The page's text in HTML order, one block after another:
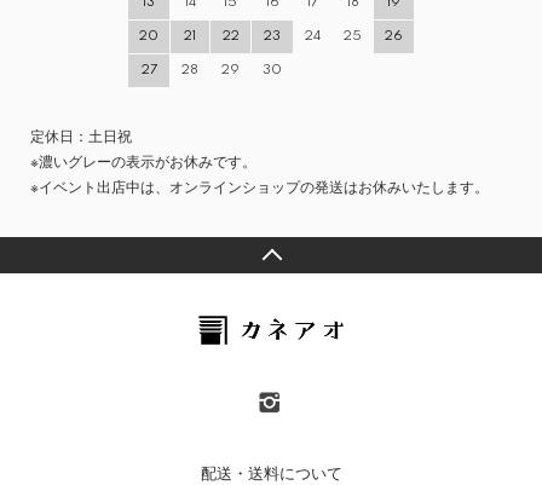
20 21 22 23 24 25 26
27 28 29 30
定休日：土日祝
※濃いグレーの表示がお休みです。
※イベント出店中は、オンラインショップの発送はお休みいたします。
配送・送料について